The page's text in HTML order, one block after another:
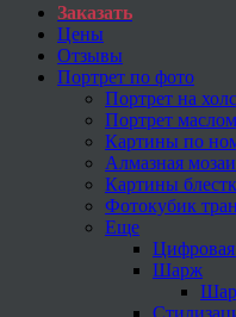
Заказать
Цены
Отзывы
Портрет по фото
Портрет на
Портрет маслом
Картины по
Алмазная
Картины
Фотокубик
Еще
Шарж